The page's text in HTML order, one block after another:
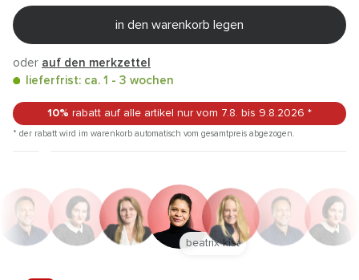
in den warenkorb legen
oder auf den merkzettel
lieferfrist: ca. 1 - 3 wochen
10% rabatt auf alle artikel nur vom 7.8. bis 9.8.2026 *
* der rabatt wird im warenkorb automatisch vom gesamtpreis abgezogen.
beatrix kist